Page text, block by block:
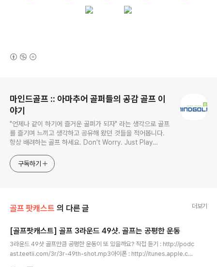
마인드골프 :: 아마추어 골퍼들의 공감 골프 이
야기
"언제나 같이 하기에 즐거운 골퍼가 되자" 라는 생각으로 골프
를 즐기며 느끼고 생각하고 공유해 왔던 것들을 적어봅니다.
항상 배려하는 골프 하세요. Don't Worry. Just Play
설턴트, 골프 컬럼리스트, 골프 프로페셔널, 골프 이벤젤리스
트
구독하기
골프 팟캐스트 의 다른 글 더보기
[골프팟캐스트] 골프 3라운드 49샷. 골프는 공평한 운동
3라운드 49샷 골프만큼 공평한 운동이 또 있을까요? 직접 듣기 : http://podc
ast.teetii.com/3r/3r-49th-shot.mp3아이폰 : http://itunes.apple.co